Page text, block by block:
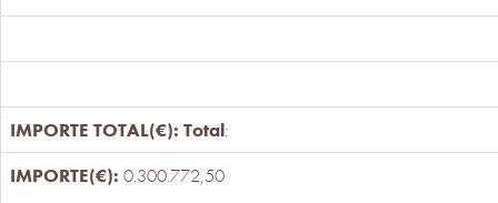
Total:
0.300.772,50